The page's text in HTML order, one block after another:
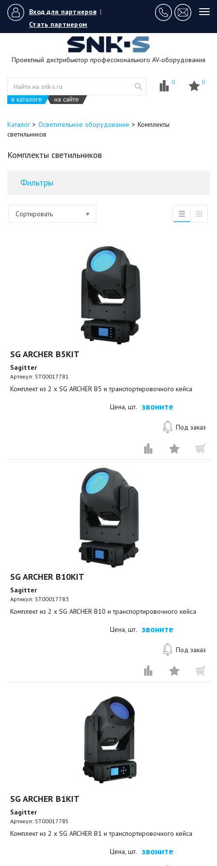
Вход для партнеров |
Стать партнером
Проектный дистрибьютор профессионального AV-оборудования
в каталоге на сайте
0 0
Каталог Осветительное оборудование
Комплекты
светильников
Комплекты светильников
Фильтры
Сортировать
SG ARCHER B5KIT
Sagitter
Артикул: ST00017781
Комплект из 2 x SG ARCHER B5 и транспортировочного кейса
Цена, шт. звоните
Под заказ
SG ARCHER B10KIT
Sagitter
Артикул: ST00017783
Комплект из 2 x SG ARCHER B10 и транспортировочного кейса
Цена, шт. звоните
Под заказ
SG ARCHER B1KIT
Sagitter
Артикул: ST00017785
Комплект из 2 x SG ARCHER B1 и транспортировочного кейса
Цена, шт. звоните